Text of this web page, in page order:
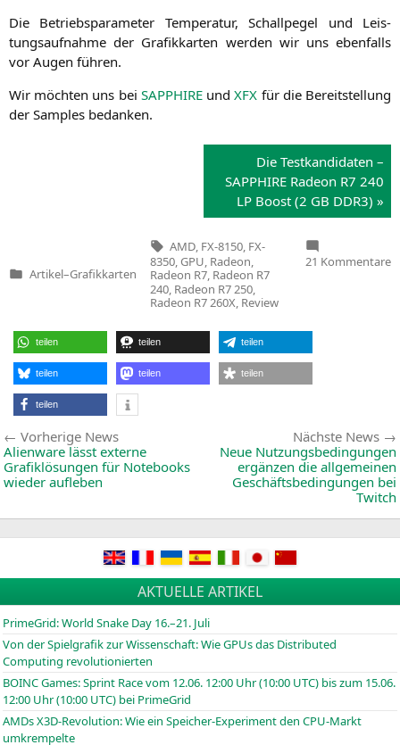
Die Betriebs­pa­ra­me­ter Tem­pe­ra­tur, Schall­pe­gel und Leis­
tungs­auf­nah­me der Gra­fik­kar­ten wer­den wir uns eben­falls
vor Augen führen.
Wir möch­ten uns bei SAPPHIREundXFX für die Bereit­stel­lung
der Samples bedanken.
Die Test­kan­di­da­ten –
SAPPHIRE Rade­on R7 240
LP Boost (2 GB DDR3) »
Veröffentlicht
Artikel–Grafikkarten
Tags:
AMD, FX-8150, FX-
8350, GPU Radeon
Radeon R7, Radeon R7
240, Radeon R7 250,
Radeon R7 260X, Review
21 Kommentare
teilen teilen teilen
teilen teilen teilen
teilen
Beitragsnavigation
Vorherige NewsVorherige
News:
Alienware lässt externe
Grafiklösungen für Notebooks
wieder aufleben
Nächste News
Neue Nutzungsbedingungen
ergänzen die allgemeinen
Geschäftsbedingungen bei
Twitch
AKTUELLE ARTIKEL
PrimeGrid: World Snake Day 16.–21. Juli
Von der Spielgrafik zur Wissenschaft: Wie GPUs das Distributed
Computing revolutionierten
BOINCGames: Sprint Race vom 12.06. 12:00 Uhr (10:00 UTC) bis zum 15.06.
12:00 Uhr (10:00 UTC) bei PrimeGrid
AMDs X3D-Revolution: Wie ein Speicher-Experiment den CPU-Markt
umkrempelte